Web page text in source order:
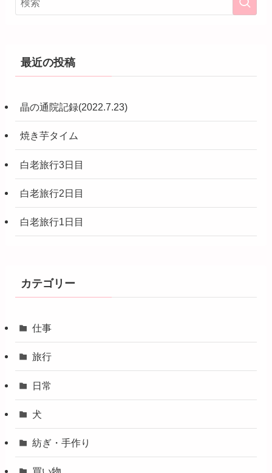
最近の投稿
晶の通院記録(2022.7.23)
焼き芋タイム
白老旅行3日目
白老旅行2日目
白老旅行1日目
カテゴリー
仕事
旅行
日常
犬
紡ぎ・手作り